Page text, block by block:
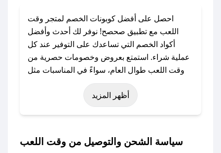
احصل على أفضل كوبونات الخصم لمتجر وقت
اللعب مع تطبيق صحصح! نوفر لك أحدث وأفضل
أكواد الخصم التي تساعدك على التوفير عند كل
عملية شراء. استمتع بعروض وخصومات حصرية من
وقت اللعب طوال العام، سواءً في المناسبات مثل
عيد الفطر، عيد الأضحى، الجمعة البيضاء (شهر
نوفمبر)، رمضان، اليوم الوطني، يوم التأسيس، أو
حتى عروض خاصة أخرى.
باستخدام تطبيق صحصح، يمكنك العثور بسهولة على
أظهر المزيد
سياسة الشحن والتوصيل من وقت اللعب